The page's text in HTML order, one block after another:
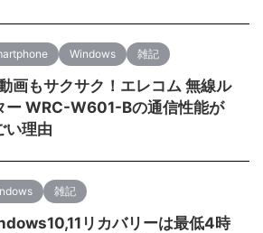
Windows 雑記
画もサクサク！エレコム 無線ル
ー WRC-W601-Bの通信性能が
い理由
雑記
リカバリーは最低4時